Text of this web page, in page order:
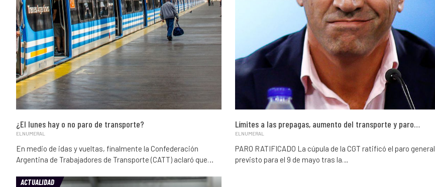
¿El lunes hay o no paro de transporte?
ELNUMERAL
En medio de idas y vueltas, finalmente la Confederación
Argentina de Trabajadores de Transporte (CATT) aclaró que…
Límites a las prepagas, aumento del transporte y paro…
ELNUMERAL
PARO RATIFICADO La cúpula de la CGT ratificó el paro general
previsto para el 9 de mayo tras la…
ACTUALIDAD